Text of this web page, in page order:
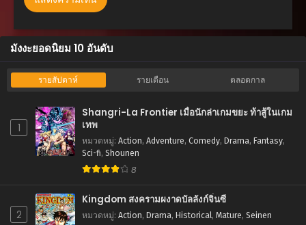
มังงะยอดนิยม 10 อันดับ
รายสัปดาห์ รายเดือน ตลอดกาล
1
Shangri-La Frontier เมื่อนักล่าเกมขยะ ท้าสู้ในเกม
เทพ
หมวดหมู่: Action, Adventure, Comedy, Drama, Fantasy,
Sci-fi, Shounen
8
2
Kingdom สงครามผงาดบัลลังก์จิ๋นซี
หมวดหมู่: Action, Drama, Historical, Mature, Seinen